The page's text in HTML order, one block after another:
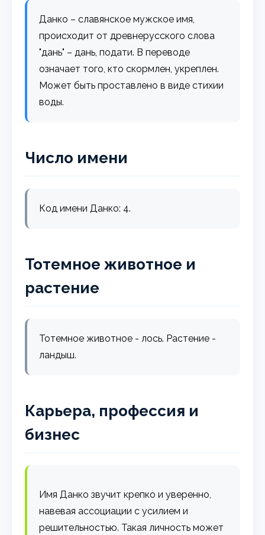
Данко – славянское мужское имя,
происходит от древнерусского слова
"дань" – дань, подати. В переводе
означает того, кто скормлен, укреплен.
Может быть проставлено в виде стихии
воды.
Число имени
Код имени Данко: 4.
Тотемное животное и
растение
Тотемное животное - лось. Растение -
ландыш.
Карьера, профессия и
бизнес
Имя Данко звучит крепко и уверенно,
навевая ассоциации с усилием и
решительностью. Такая личность может